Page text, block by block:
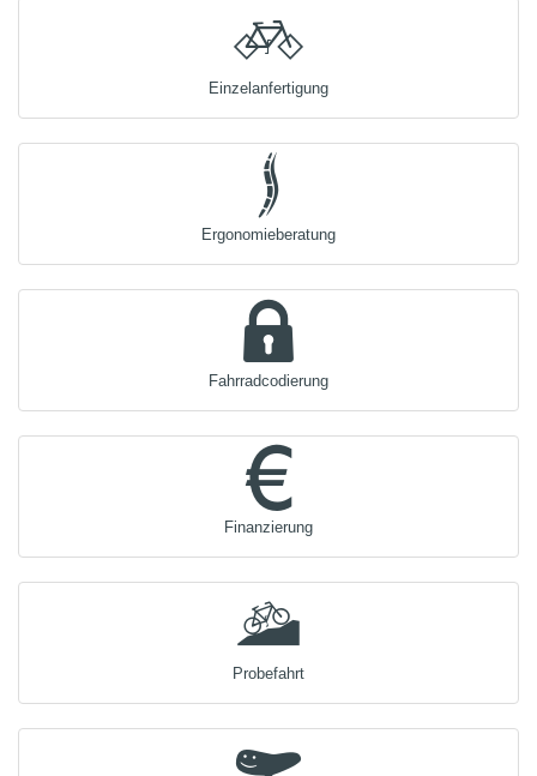
Einzelanfertigung
Ergonomieberatung
Fahrradcodierung
Finanzierung
Probefahrt